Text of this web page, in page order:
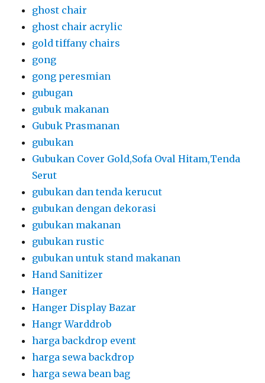
ghost chair
ghost chair acrylic
gold tiffany chairs
gong
gong peresmian
gubugan
gubuk makanan
Gubuk Prasmanan
gubukan
Gubukan Cover Gold,Sofa Oval Hitam,Tenda
Serut
gubukan dan tenda kerucut
gubukan dengan dekorasi
gubukan makanan
gubukan rustic
gubukan untuk stand makanan
Hand Sanitizer
Hanger
Hanger Display Bazar
Hangr Warddrob
harga backdrop event
harga sewa backdrop
harga sewa bean bag